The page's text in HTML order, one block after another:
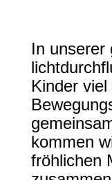
In unserer
Kinder
kommen
fröhlichen